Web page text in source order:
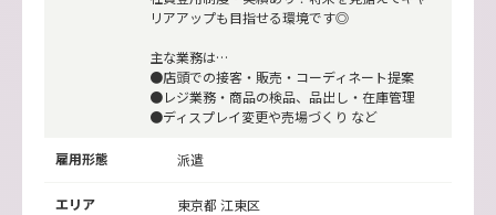
リアアップも目指せる環境です◎
主な業務は…
●店頭での接客・販売・コーディネート提案
●レジ業務・商品の検品、品出し・在庫管理
●ディスプレイ変更や売場づくり など
雇用形態 派遣
エリア 東京都 江東区